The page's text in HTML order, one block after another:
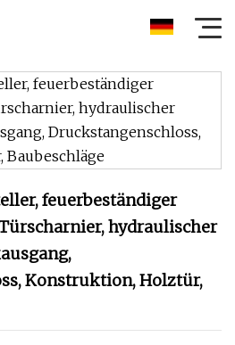
feuerbeständiger
hydraulischer
Konstruktion, Holztür,